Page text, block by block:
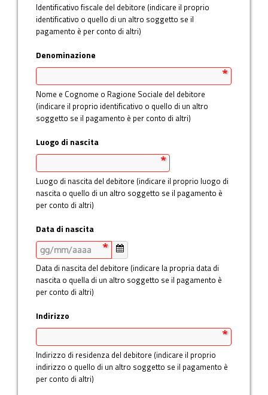
Identificativo fiscale del debitore (indicare il proprio
identificativo o quello di un altro soggetto se il
pagamento è per conto di altri)
Denominazione
Nome e Cognome o Ragione Sociale del debitore
(indicare il proprio identificativo o quello di un altro
soggetto se il pagamento è per conto di altri)
Luogo di nascita
Luogo di nascita del debitore (indicare il proprio luogo di
nascita o quello di un altro soggetto se il pagamento è
per conto di altri)
Data di nascita
Data di nascita del debitore (indicare la propria data di
nascita o quella di un altro soggetto se il pagamento è
per conto di altri)
Indirizzo
Indirizzo di residenza del debitore (indicare il proprio
indirizzo o quello di un altro soggetto se il pagamento è
per conto di altri)